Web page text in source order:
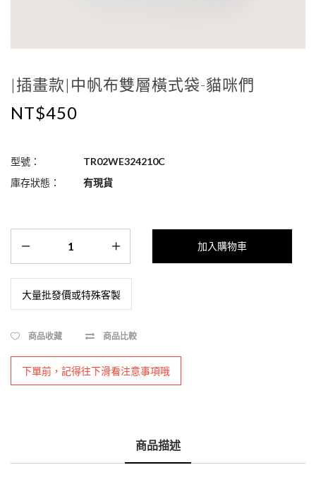
|插畫款|中帆布雙層橫式袋-貓咪們
NT$450
型號：
TR02WE324210C
庫存狀態：
有現貨
大量批發價或特殊客製
商品收藏 商品比較
下單前，記得往下滑看注意事項哦
商品描述